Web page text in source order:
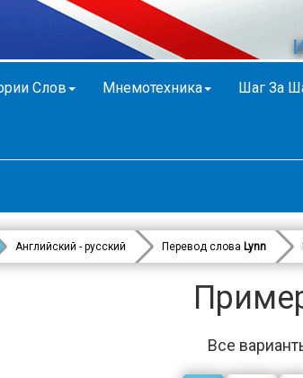
Слов Мнемотехника Шаг За
Английский - русский Перевод слова Lynn
Все